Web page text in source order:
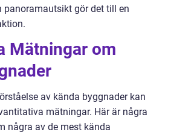
panoramautsikt gör det till en
Mätningar om
av kända byggnader kan
mätningar. Här är några
några av de mest kända